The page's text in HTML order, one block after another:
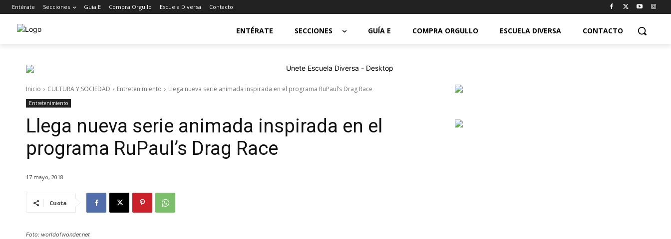
Entérate Secciones Guía E Compra Orgullo Escuela Diversa Contacto
ENTÉRATE SECCIONES GUÍA E COMPRA ORGULLO ESCUELA DIVERSA CONTACTO
Inicio CULTURA Y SOCIEDAD Entretenimiento Llega nueva serie animada inspirada en el programa RuPaul’s Drag Race
Entretenimiento
Llega nueva serie animada inspirada en el
programa RuPaul’s Drag Race
17 mayo, 2018
Cuota
Foto: worldofwonder.net